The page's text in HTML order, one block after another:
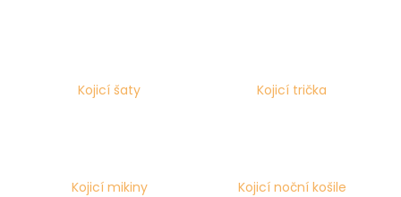
Kojicí šaty Kojicí trička
Kojicí mikiny Kojicí noční košile